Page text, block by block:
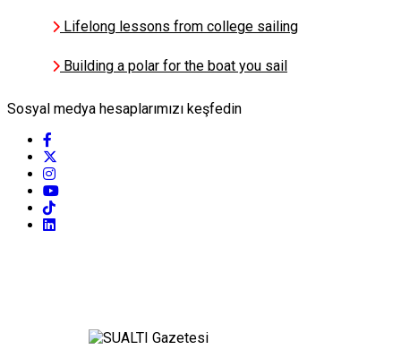
Hatırlatır
Dalış Asistanlığı Zor
karşılaştık
Lifelong lessons from college sailing
Building a polar for the boat you sail
Sosyal medya hesaplarımızı keşfedin